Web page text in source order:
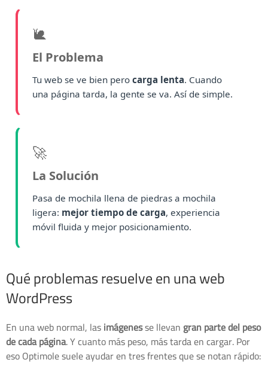
🐌
El Problema
Tu web se ve bien pero carga lenta. Cuando
una página tarda, la gente se va. Así de simple.
🚀
La Solución
Pasa de mochila llena de piedras a mochila
ligera: mejor tiempo de carga, experiencia
móvil fluida y mejor posicionamiento.
Qué problemas resuelve en una web
WordPress
En una web normal, lasimágenesse llevangran parte del peso
de cada página. Y cuanto más peso, más tarda en cargar. Por
eso Optimole suele ayudar en tres frentes que se notan rápido: